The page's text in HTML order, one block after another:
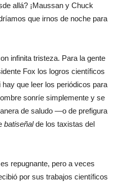
allá? ¡Maussan y Chuck
que irnos de noche para
infinita tristeza. Para la gente
Fox los logros científicos
que leer los periódicos para
sonríe simplemente y se
de saludo —o de prefigura
batiseñalde los taxistas del
repugnante, pero a veces
por sus trabajos científicos